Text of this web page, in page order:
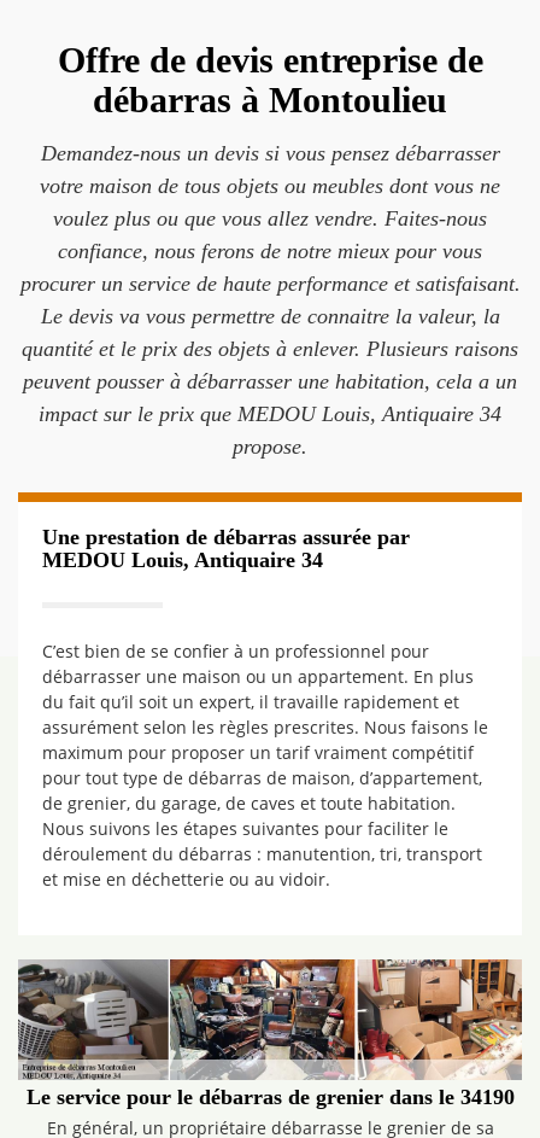
Offre de devis entreprise de
débarras à Montoulieu
Demandez-nous un devis si vous pensez débarrasser
votre maison de tous objets ou meubles dont vous ne
voulez plus ou que vous allez vendre. Faites-nous
confiance, nous ferons de notre mieux pour vous
procurer un service de haute performance et satisfaisant.
Le devis va vous permettre de connaitre la valeur, la
quantité et le prix des objets à enlever. Plusieurs raisons
peuvent pousser à débarrasser une habitation, cela a un
impact sur le prix que MEDOU Louis, Antiquaire 34
propose.
Une prestation de débarras assurée par
MEDOU Louis, Antiquaire 34
C’est bien de se confier à un professionnel pour
débarrasser une maison ou un appartement. En plus
du fait qu’il soit un expert, il travaille rapidement et
assurément selon les règles prescrites. Nous faisons le
maximum pour proposer un tarif vraiment compétitif
pour tout type de débarras de maison, d’appartement,
de grenier, du garage, de caves et toute habitation.
Nous suivons les étapes suivantes pour faciliter le
déroulement du débarras : manutention, tri, transport
et mise en déchetterie ou au vidoir.
Le service pour le débarras de grenier dans le 34190
En général, un propriétaire débarrasse le grenier de sa